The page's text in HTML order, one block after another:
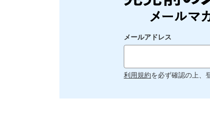
メールアドレス
利用規約を必ず確認の上、